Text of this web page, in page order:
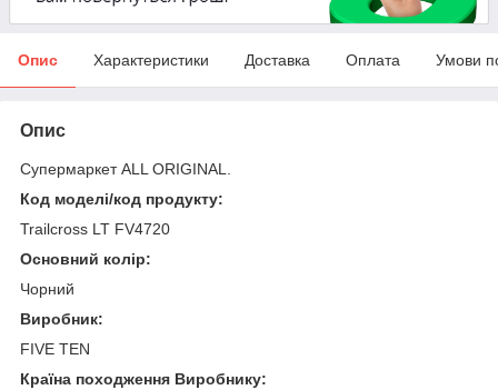
Опис Характеристики Доставка Оплата Умови
Опис
Супермаркет ALL ORIGINAL.
Код моделі/код продукту:
Trailcross LT FV4720
Основний колір:
Чорний
Виробник:
FIVE TEN
Країна походження Виробнику: